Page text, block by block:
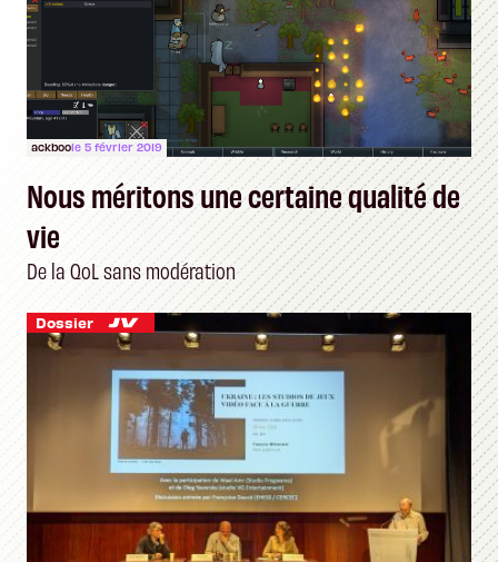
ackboole 5 février 2019
Nous méritons une certaine qualité de
vie
De la QoL sans modération
Dossier